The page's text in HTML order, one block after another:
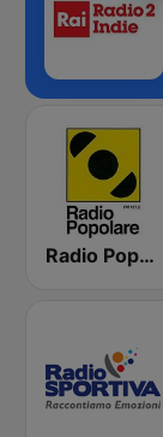
Radio Popolare Milano